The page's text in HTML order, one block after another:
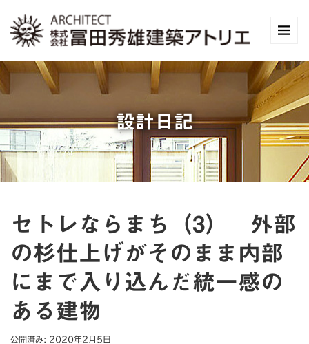
設計日記
セトレならまち（3） 外部
の杉仕上げがそのまま内部
にまで入り込んだ統一感の
ある建物
公開済み: 2020年2月5日